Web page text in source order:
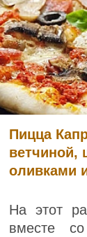
Пицца
ветчиной,
оливками
На этот
вместе